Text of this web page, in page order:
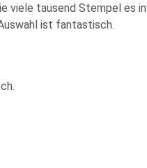
tausend Stempel es
ist fantastisch.